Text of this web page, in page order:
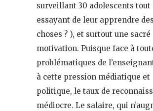
surveillant 30 adolescents tout
essayant de leur apprendre des
choses ? ), et surtout une sacré
motivation. Puisque face à
problématiques de
à cette pression médiatique et
politique, le taux de
médiocre. Le salaire, qui